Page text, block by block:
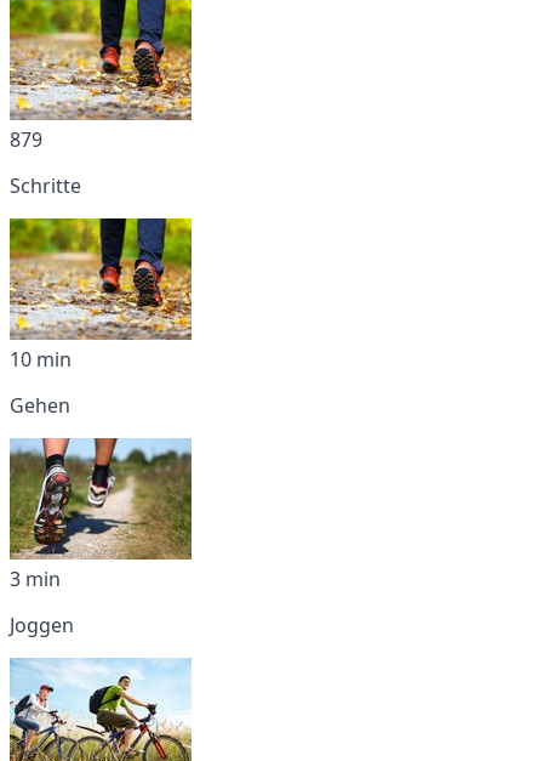
879
Schritte
10 min
Gehen
3 min
Joggen